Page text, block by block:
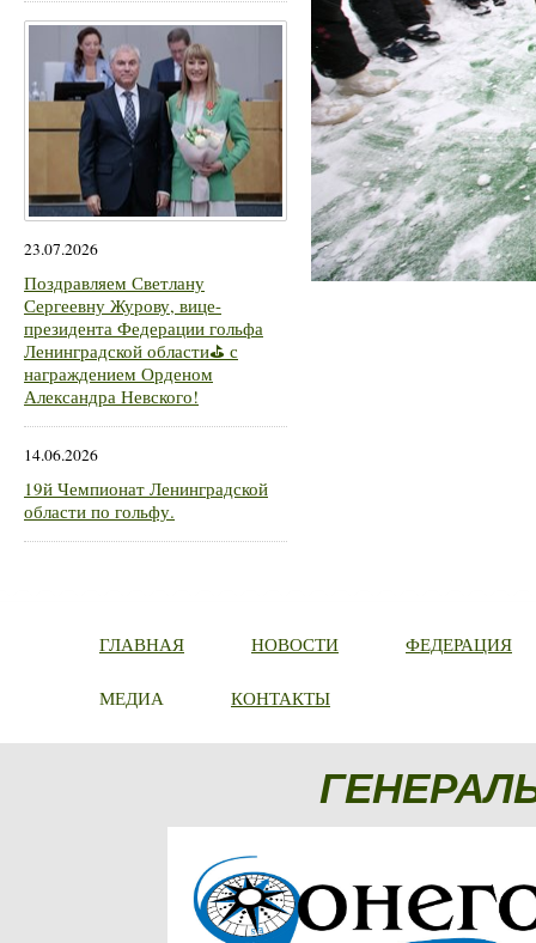
23.07.2026
Поздравляем Светлану
Сергеевну Журову, вице-
президента Федерации гольфа
Ленинградской области⛳ с
награждением Орденом
Александра Невского!
14.06.2026
19й Чемпионат Ленинградской
области по гольфу.
ГЛАВНАЯ НОВОСТИ ФЕДЕРАЦИЯ
МЕДИА КОНТАКТЫ